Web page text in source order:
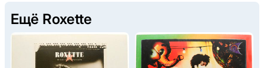
Ещё Roxette